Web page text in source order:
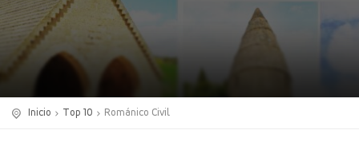
Inicio Top 10 Románico Civil